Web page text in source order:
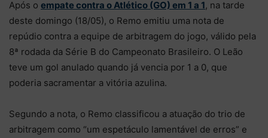
Após o empate contra o Atlético (GO) em 1 a 1, na tarde
deste domingo (18/05), o Remo emitiu uma nota de
repúdio contra a equipe de arbitragem do jogo, válido pela
8ª rodada da Série B do Campeonato Brasileiro. O Leão
teve um gol anulado quando já vencia por 1 a 0, que
poderia sacramentar a vitória azulina.
Segundo a nota, o Remo classificou a atuação do trio de
arbitragem como “um espetáculo lamentável de erros” e